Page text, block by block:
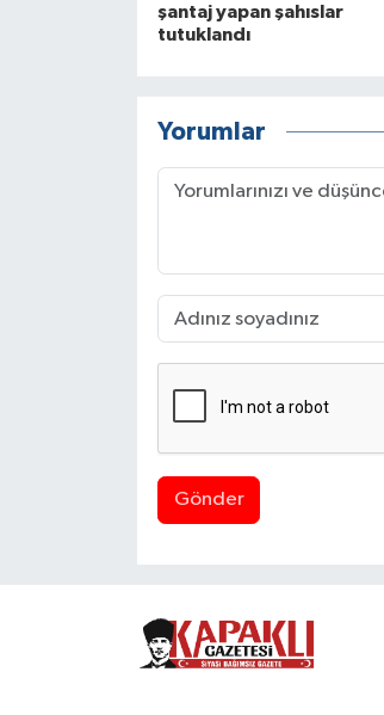
şantaj yapan şahıslar
tutuklandı
Yorumlar
Gönder